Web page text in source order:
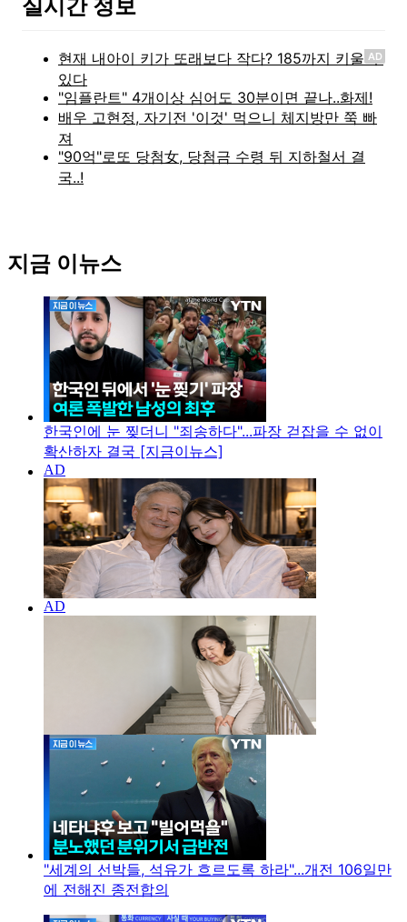
실시간 정보
AD
지금 이뉴스
한국인에 눈 찢더니 "죄송하다"...파장 걷잡을 수 없이
확산하자 결국 [지금이뉴스]
"세계의 선박들, 석유가 흐르도록 하라"...개전 106일만
에 전해진 종전합의